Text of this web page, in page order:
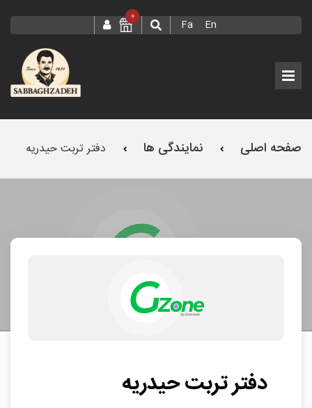
Fa En
0
صفحه اصلی نمایندگی ها دفتر تربت حیدریه
دفتر تربت حیدریه